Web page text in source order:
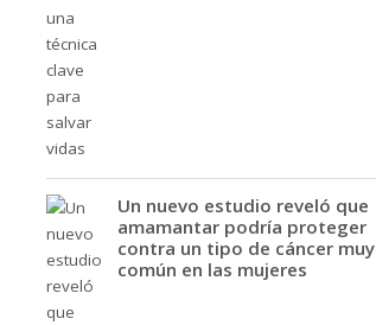
Un nuevo estudio reveló que
amamantar podría proteger
contra un tipo de cáncer muy
común en las mujeres